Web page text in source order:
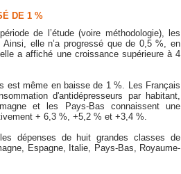
DE 1 %
de l’étude (voire méthodologie), les
elle n’a progressé que de 0,5 %, en
a affiché une croissance supérieure à 4
est même en baisse de 1 %. Les Français
d'antidépresseurs par habitant,
et les Pays-Bas connaissent une
+ 6,3 %, +5,2 % et +3,4 %.
dépenses de huit grandes classes de
Espagne, Italie, Pays-Bas, Royaume-